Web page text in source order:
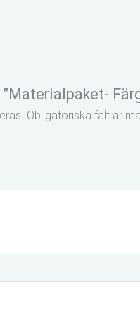
Obligatoriska fält är